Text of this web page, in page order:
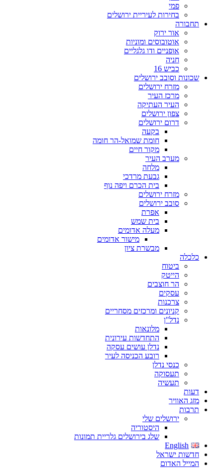
פמי
בחירות לעיריית ירושלים
תחבורה
אור ירוק
אוטובוסים ומוניות
אופניים ודו גלגליים
חניה
כביש 16
שכונות וסובב ירושלים
מזרח ירושלים
מרכז העיר
העיר העתיקה
צפון ירושלים
דרום ירושלים
בקעה
חומת שמואל-הר חומה
מקור חיים
מערב העיר
מלחה
גבעת מרדכי
בית הכרם ויפה נוף
מזרח ירושלים
סובב ירושלים
אפרת
בית שמש
מעלה אדומים
מישור אדומים
מבשרת ציון
כלכלה
ביטוח
הייטק
הר חוצבים
עסקים
צרכנות
קניונים ומרכזים מסחריים
נדל"ן
מלונאות
התחדשות עירונית
נדלן עושים עסקה
רובע הכניסה לעיר
כנסי נדלן
תעסוקה
תעשיה
דעות
מזג האוויר
תרבות
ירושלים שלי
היסטוריה
שלג בירושלים גלריית תמונות
English
חדשות ישראל
המייל האדום